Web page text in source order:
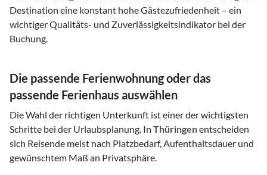
Destination eine konstant hohe Gästezufriedenheit – ein
wichtiger Qualitäts- und Zuverlässigkeitsindikator bei der
Buchung.
Die passende Ferienwohnung oder das
passende Ferienhaus auswählen
Die Wahl der richtigen Unterkunft ist einer der wichtigsten
Schritte bei der Urlaubsplanung. In Thüringenentscheiden
sich Reisende meist nach Platzbedarf, Aufenthaltsdauer und
gewünschtem Maß an Privatsphäre.